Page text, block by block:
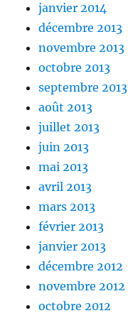
janvier 2014
décembre 2013
novembre 2013
octobre 2013
septembre 2013
août 2013
juillet 2013
juin 2013
mai 2013
avril 2013
mars 2013
février 2013
janvier 2013
décembre 2012
novembre 2012
octobre 2012